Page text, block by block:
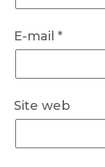
E-mail *
Site web